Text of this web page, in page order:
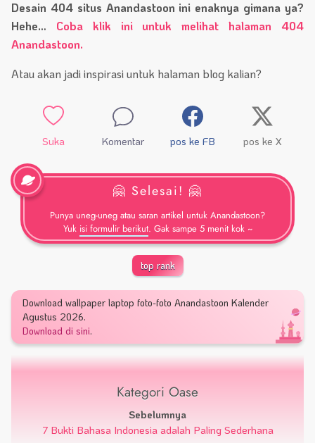
Desain 404 situs Anandastoon ini enaknya gimana ya?
Hehe… Coba klik ini untuk melihat halaman 404
Anandastoon.
Atau akan jadi inspirasi untuk halaman blog kalian?
Suka Komentar pos ke FB pos ke X
🤗 Selesai! 🤗
Punya uneg-uneg atau saran artikel untuk Anandastoon?
Yuk isi formulir berikut. Gak sampe 5 menit kok ~
top rank
Download wallpaper laptop foto-foto Anandastoon Kalender
Agustus 2026.
Download di sini.
Kategori Oase
Sebelumnya
7 Bukti Bahasa Indonesia adalah Paling Sederhana